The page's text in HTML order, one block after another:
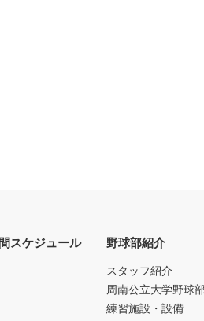
スケジュール 野球部紹介
スタッフ紹介
周南公立大学野球
練習施設・設備